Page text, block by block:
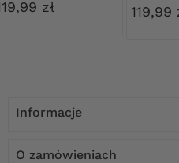
kwiaty
zł 119,99
Informacje
O zamówieniach